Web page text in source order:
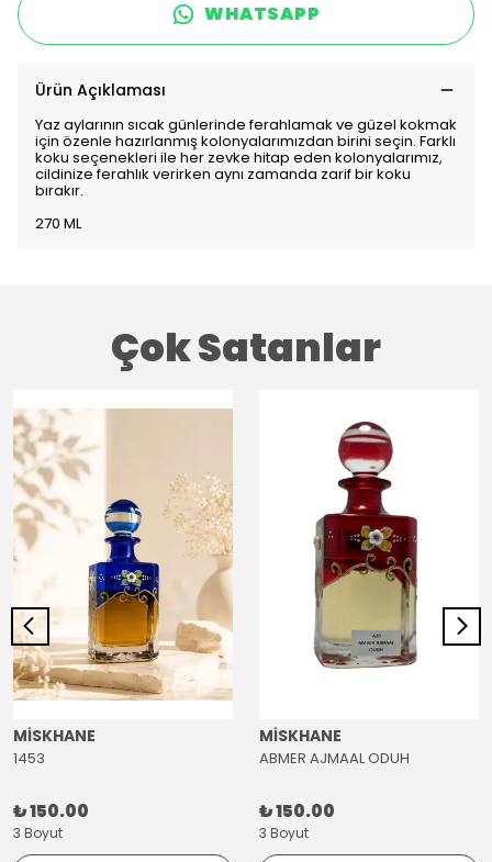
WHATSAPP
Ürün Açıklaması
Yaz aylarının sıcak günlerinde ferahlamak ve güzel kokmak
için özenle hazırlanmış kolonyalarımızdan birini seçin. Farklı
koku seçenekleri ile her zevke hitap eden kolonyalarımız,
cildinize ferahlık verirken aynı zamanda zarif bir koku
bırakır.
270 ML
Çok Satanlar
MİSKHANE
1453
₺ 150.00
3 Boyut
MİSKHANE
ABMER AJMAAL ODUH
₺ 150.00
3 Boyut